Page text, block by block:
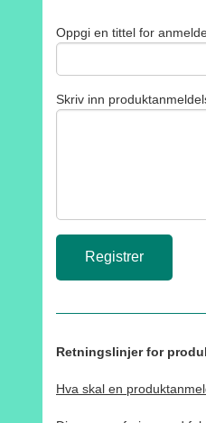
Oppgi en tittel for
Skriv inn
Retningslinjer for
Hva skal en